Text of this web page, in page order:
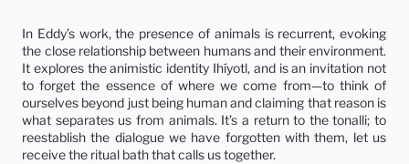
In Eddy’s work, the presence of animals is recurrent, evoking
the close relationship between humans and their environment.
It explores the animistic identity Ihíyotl, and is an invitation not
to forget the essence of where we come from—to think of
ourselves beyond just being human and claiming that reason is
what separates us from animals. It’s a return to the tonalli; to
reestablish the dialogue we have forgotten with them, let us
receive the ritual bath that calls us together.